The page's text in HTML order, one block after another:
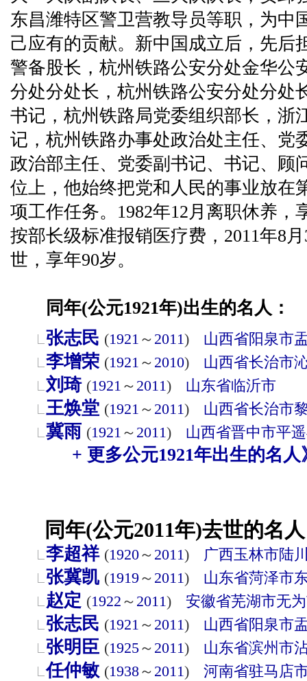
东昌潍特区警卫营教导员等职，为中
己应有的贡献。新中国成立后，先后
警备股长，杭州铁路公安分处金华公
分处分处长，杭州铁路公安分处分处
书记，杭州铁路局党委组织部长，浙
记，杭州铁路办事处政治处主任、党
政治部主任、党委副书记、书记、顾
位上，他始终把党和人民的事业放在
项工作任务。1982年12月离职休养，
按部长级标准报销医疗费，2011年8
世，享年90岁。
同年(公元1921年)出生的名人：
张志民 (1921 ～ 2011) 山西省阳泉市
李增荣 (1921 ～ 2010) 山西省长治市
刘琦 (1921 ～ 2011) 山东省临沂市
王焕堂 (1921 ～ 2011) 山西省长治市
冀雨 (1921 ～ 2011) 山西省晋中市平
+ 更多公元1921年出生的名人
同年(公元2011年)去世的名
李超祥 (1920～ 2011) 广西玉林市陆
张冀凯 (1919 ～ 2011) 山东省菏泽市
赵定 (1922 ～ 2011) 安徽省芜湖市无
张志民 (1921 ～ 2011) 山西省阳泉市
张明臣 (1925～ 2011) 山东省滨州市
任仲敏 (1938～ 2011) 河南省驻马店